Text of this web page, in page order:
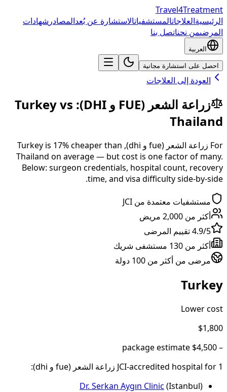
Travel4Treatment
الرئيسيةالعلاجاتالمستشفياتالاستشارة عن بُعدالمصادر شهادات
المرضىمن نحناتصل بنا
العربية
احصل على استشارة مجانية
العودة إلى العلاجات
زراعة الشعر (FUE و DHI) :
Turkeyvs
Thailand
For زراعة الشعر (fue و dhi) ,
Turkey is 17% cheaperthan
Thailand on average — but cost is one factor of many.
Below: surgeon credentials, hospital count, recovery
time, and visa difficulty side-by-side.
مستشفيات معتمدة من JCI
أكثر من 2,000 مريض
4.9/5 تقييم المرضى
أكثر من 130 مستشفى شريك
مرضى من أكثر من 100 دولة
Turkey
Lower cost
$1,800
–
$4,500
1
for زراعة الشعر (fue و dhi)
:
Dr. Serkan Aygın Clinic (Istanbul)